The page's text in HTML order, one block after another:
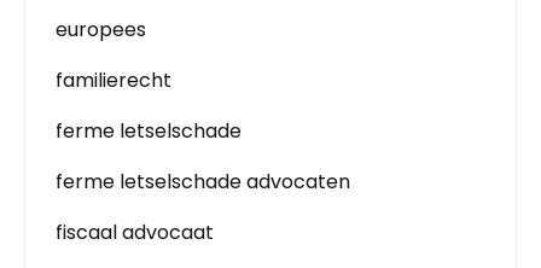
europees
familierecht
ferme letselschade
ferme letselschade advocaten
fiscaal advocaat